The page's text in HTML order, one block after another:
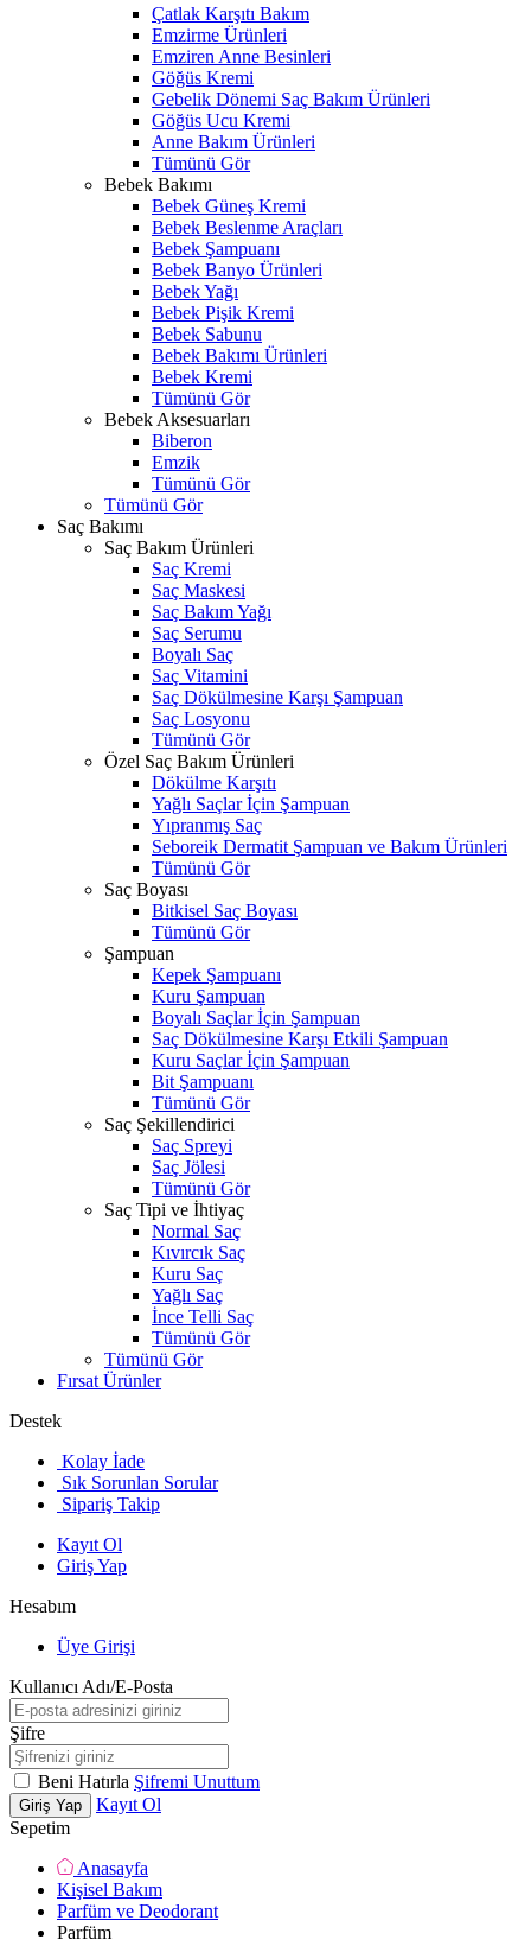
Çatlak Karşıtı Bakım
Emzirme Ürünleri
Emziren Anne Besinleri
Göğüs Kremi
Gebelik Dönemi Saç Bakım Ürünleri
Göğüs Ucu Kremi
Anne Bakım Ürünleri
Tümünü Gör
Bebek Bakımı
Bebek Güneş Kremi
Bebek Beslenme Araçları
Bebek Şampuanı
Bebek Banyo Ürünleri
Bebek Yağı
Bebek Pişik Kremi
Bebek Sabunu
Bebek Bakımı Ürünleri
Bebek Kremi
Tümünü Gör
Bebek Aksesuarları
Biberon
Emzik
Tümünü Gör
Tümünü Gör
Saç Bakımı
Saç Bakım Ürünleri
Saç Kremi
Saç Maskesi
Saç Bakım Yağı
Saç Serumu
Boyalı Saç
Saç Vitamini
Saç Dökülmesine Karşı Şampuan
Saç Losyonu
Tümünü Gör
Özel Saç Bakım Ürünleri
Dökülme Karşıtı
Yağlı Saçlar İçin Şampuan
Yıpranmış Saç
Seboreik Dermatit Şampuan ve Bakım Ürünleri
Tümünü Gör
Saç Boyası
Bitkisel Saç Boyası
Tümünü Gör
Şampuan
Kepek Şampuanı
Kuru Şampuan
Boyalı Saçlar İçin Şampuan
Saç Dökülmesine Karşı Etkili Şampuan
Kuru Saçlar İçin Şampuan
Bit Şampuanı
Tümünü Gör
Saç Şekillendirici
Saç Spreyi
Saç Jölesi
Tümünü Gör
Saç Tipi ve İhtiyaç
Normal Saç
Kıvırcık Saç
Kuru Saç
Yağlı Saç
İnce Telli Saç
Tümünü Gör
Tümünü Gör
Fırsat Ürünler
Destek
Kolay İade
Sık Sorunlan Sorular
Sipariş Takip
Kayıt Ol
Giriş Yap
Hesabım
Üye Girişi
Kullanıcı Adı/E-Posta
Şifre
Beni Hatırla Şifremi Unuttum
Giriş Yap
Kayıt Ol
Sepetim
Anasayfa
Kişisel Bakım
Parfüm ve Deodorant
Parfüm